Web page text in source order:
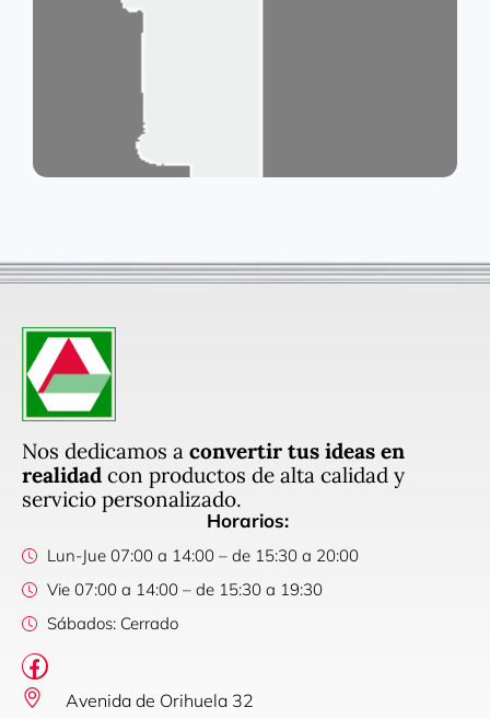
Nos dedicamos a convertir tus ideas en
realidad con productos de alta calidad y
servicio personalizado.
Horarios:
Lun-Jue 07:00 a 14:00 – de 15:30 a 20:00
Vie 07:00 a 14:00 – de 15:30 a 19:30
Sábados: Cerrado
Avenida de Orihuela 32